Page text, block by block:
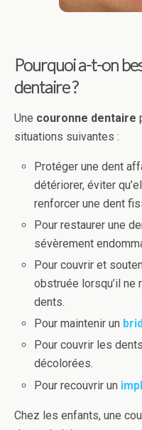
Pourquoi a-t-on
dentaire?
Une couronne dentaire
situations suivantes :
Protéger une dent
détériorer, éviter
renforcer une dent
Pour restaurer une
sévèrement
Pour couvrir et
obstruée lorsqu’il ne
dents.
Pour maintenir un
Pour couvrir les
décolorées.
Pour recouvrir un
Chez les enfants, une